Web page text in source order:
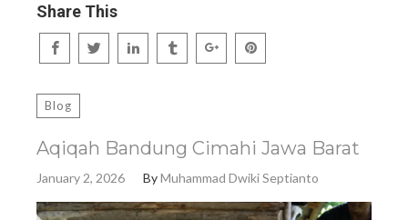
Share This
Blog
Aqiqah Bandung Cimahi Jawa Barat
January 2, 2026 ByMuhammad Dwiki Septianto